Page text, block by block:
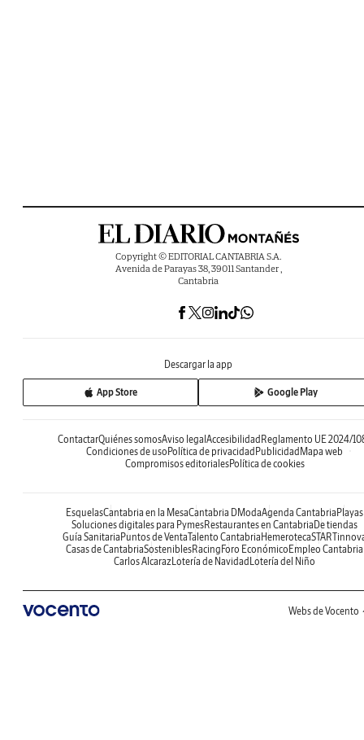
Copyright © EDITORIAL CANTABRIA S.A.
Avenida de Parayas 38, 39011 Santander ,
Cantabria
Descargar la app
App Store Google Play
ContactarQuiénes somosAviso legalAccesibilidadReglamento UE 2024/
Condiciones de usoPolítica de privacidadPublicidadMapa web
Compromisos editorialesPolítica de cookies
EsquelasCantabria en la MesaCantabria DModaAgenda CantabriaPlayas
Soluciones digitales para PymesRestaurantes en CantabriaDe tiendas
Guía SanitariaPuntos de VentaTalento CantabriaHemeroteca
Casas de CantabriaSosteniblesRacingForo EconómicoEmpleo Cantabria
Carlos AlcarazLotería de NavidadLotería del Niño
Webs de Vocento